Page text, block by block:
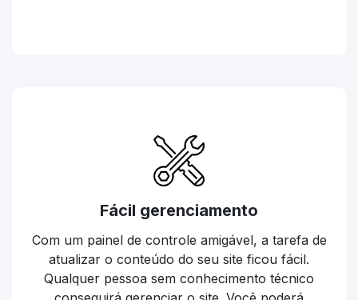
Fácil gerenciamento
Com um painel de controle amigável, a tarefa de
atualizar o conteúdo do seu site ficou fácil.
Qualquer pessoa sem conhecimento técnico